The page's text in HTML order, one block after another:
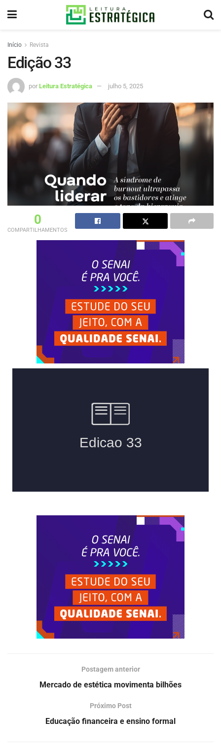
Início Revista
Edição 33
por Leitura Estratégica julho 5, 2025
0
COMPARTILHAMENTOS
Postagem anterior
Mercado de estética movimenta bilhões
Próximo Post
Educação financeira e ensino formal